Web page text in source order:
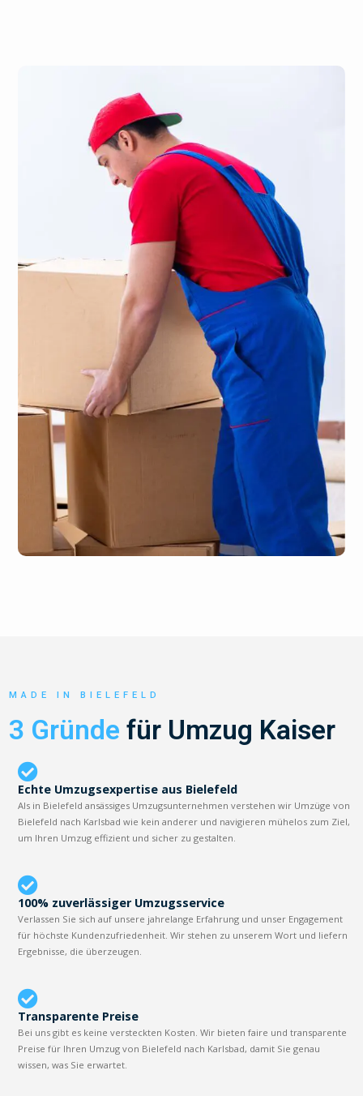
MADE IN BIELEFELD
3 Gründe für Umzug Kaiser
Echte Umzugsexpertise aus Bielefeld
Als in Bielefeld ansässiges Umzugsunternehmen verstehen wir Umzüge von
Bielefeld nach Karlsbad wie kein anderer und navigieren mühelos zum Ziel,
um Ihren Umzug effizient und sicher zu gestalten.
100% zuverlässiger Umzugsservice
Verlassen Sie sich auf unsere jahrelange Erfahrung und unser Engagement
für höchste Kundenzufriedenheit. Wir stehen zu unserem Wort und liefern
Ergebnisse, die überzeugen.
Transparente Preise
Bei uns gibt es keine versteckten Kosten. Wir bieten faire und transparente
Preise für Ihren Umzug von Bielefeld nach Karlsbad, damit Sie genau
wissen, was Sie erwartet.